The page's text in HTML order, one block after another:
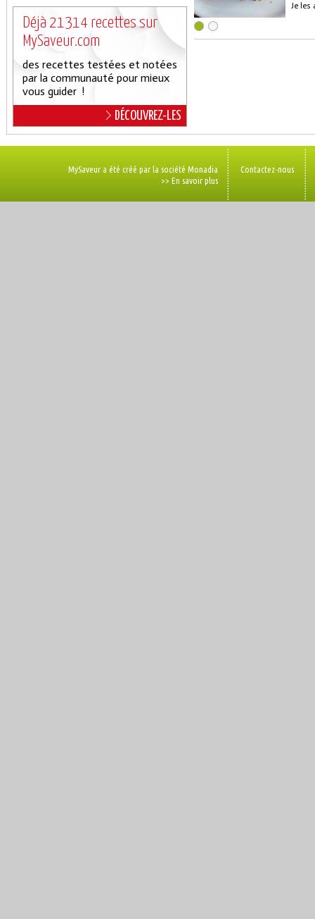
Déjà 21314 recettes sur
MySaveur.com
des recettes testées et notées
par la communauté pour mieux
vous guider !
DÉCOUVREZ-LES
Je les
MySaveur a été créé par la société Monadia
>> En savoir plus
Contactez-nous